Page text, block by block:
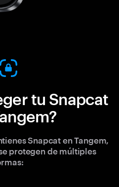
tu Snapcat
Snapcat en Tangem,
protegen de múltiples